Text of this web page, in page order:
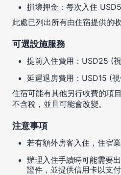
損壞押金：每次入住
此處已列出所有由住宿提供的收
可選設施服務
提前入住費用：USD25 (
延遲退房費用：USD15 (
住宿可能有其他另行收費的項
不含稅，並且可能會改變。
注意事項
若有額外房客入住，住宿
辦理入住手續時可能需要
證件，並提供信用卡以支